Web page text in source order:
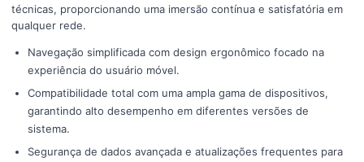
técnicas, proporcionando uma imersão contínua e satisfatória em
qualquer rede.
Navegação simplificada com design ergonômico focado na
experiência do usuário móvel.
Compatibilidade total com uma ampla gama de dispositivos,
garantindo alto desempenho em diferentes versões de
sistema.
Segurança de dados avançada e atualizações frequentes para